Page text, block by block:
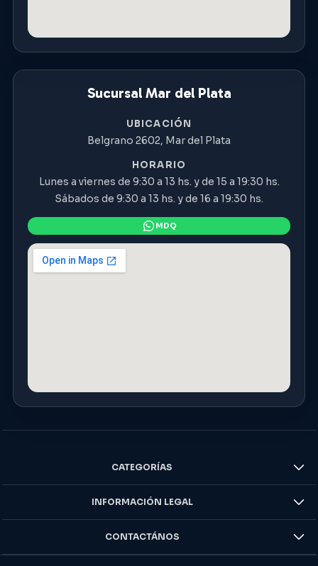
Sucursal Mar del Plata
UBICACIÓN
Belgrano 2602, Mar del Plata
HORARIO
Lunes a viernes de 9:30 a 13 hs. y de 15 a 19:30 hs.
Sábados de 9:30 a 13 hs. y de 16 a 19:30 hs.
CATEGORÍAS
INFORMACIÓN LEGAL
CONTACTÁNOS